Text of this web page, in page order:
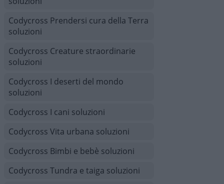
Codycross Prendersi cura della Terra
soluzioni
Codycross Creature straordinarie
soluzioni
Codycross I deserti del mondo
soluzioni
Codycross I cani soluzioni
Codycross Vita urbana soluzioni
Codycross Bimbi e bebè soluzioni
Codycross Tundra e taiga soluzioni